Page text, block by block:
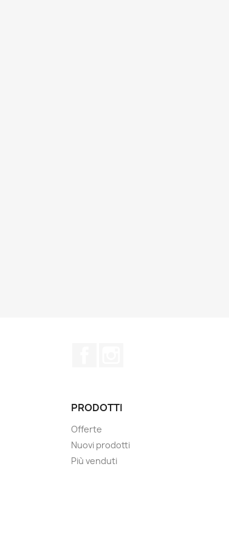
PRODOTTI
Offerte
Nuovi prodotti
Più venduti